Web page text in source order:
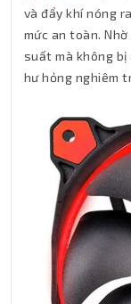
và đẩy khí nóng
mức an toàn.
suất mà không
hư hỏng nghiêm